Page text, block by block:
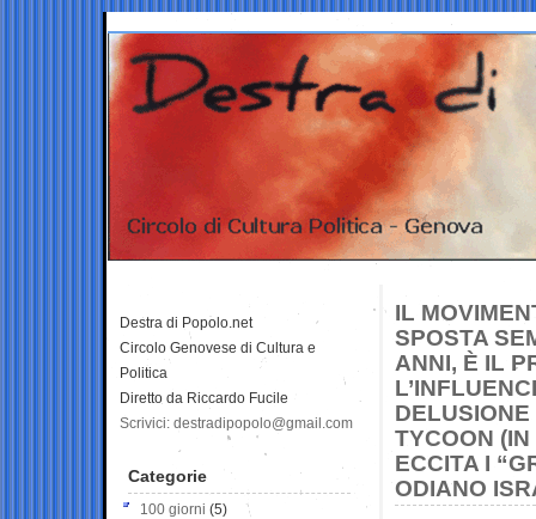
IL
SPOSTA
ANNI, È IL
TYCOON
ECCITA I
ODIANO
Destra di Popolo.net
Circolo Genovese di Cultura e
Politica
Diretto da Riccardo Fucile
Scrivici: destradipopolo@gmail.com
Categorie
100 giorni (5)